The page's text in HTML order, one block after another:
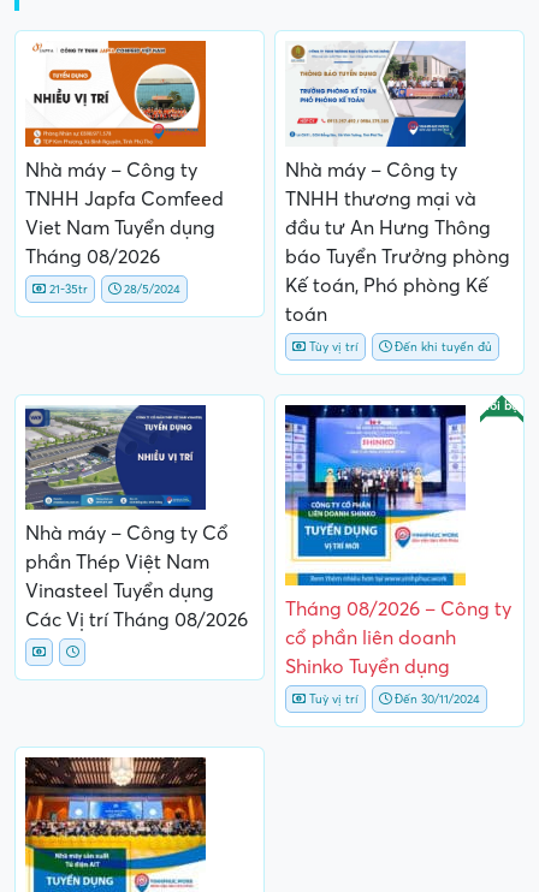
Nhà máy – Công ty
TNHH Japfa Comfeed
Viet Nam Tuyển dụng
Tháng 08/2026
21-35tr 28/5/2024
Nhà máy – Công ty
TNHH thương mại và
đầu tư An Hưng Thông
báo Tuyển Trưởng phòng
Kế toán, Phó phòng Kế
toán
Tùy vị trí Đến khi tuyển đủ
Nhà máy – Công ty Cổ
phần Thép Việt Nam
Vinasteel Tuyển dụng
Các Vị trí Tháng 08/2026
Nổi bật
Tháng 08/2026 – Công ty
cổ phần liên doanh
Shinko Tuyển dụng
Tuỳ vị trí Đến 30/11/2024